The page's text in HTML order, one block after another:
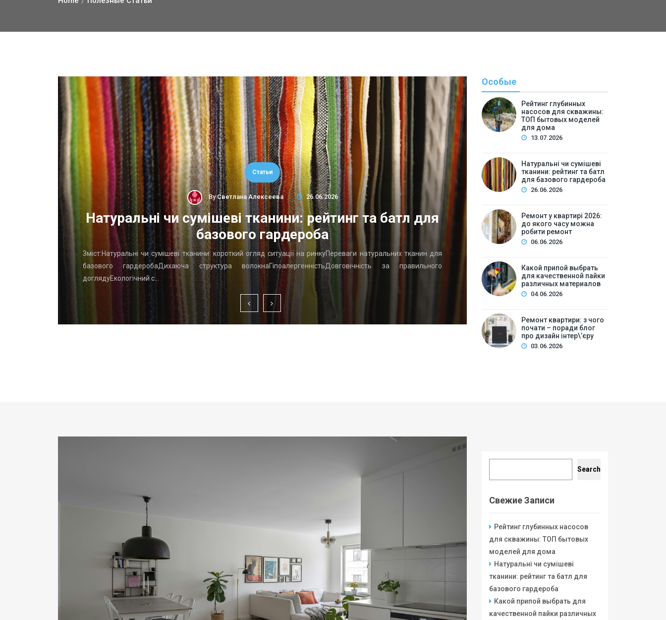
Статьи
ByСветлана Алексеева 26.06.2026
Натуральні чи сумішеві тканини: рейтинг та батл для
базового гардероба
Зміст:Натуральні чи сумішеві тканини: короткий огляд ситуації на ринкуПереваги натуральних тканин для
базового гардеробаДихаюча структура волокнаГіпоалергенністьДовговічність за правильного
доглядуЕкологічний с…
Ремонт у квартирі 2026:
робіт та обладнанняЛегкий косметичний
вечірній часКори…
Особые
Рейтинг глубинных
насосов для скважины:
ТОП бытовых моделей
для дома
13.07.2026
Натуральні чи сумішеві
тканини: рейтинг та батл
для базового гардероба
26.06.2026
Ремонт у квартирі 2026:
до якого часу можна
робити ремонт
06.06.2026
Какой припой выбрать
для качественной пайки
различных материалов
04.06.2026
Ремонт квартири: з чого
почати – поради блог
про дизайн інтер\’єру
03.06.2026
Search
Свежие Записи
Рейтинг глубинных насосов
для скважины: ТОП бытовых
моделей для дома
Натуральні чи сумішеві
тканини: рейтинг та батл для
базового гардероба
Какой припой выбрать для
качественной пайки различных